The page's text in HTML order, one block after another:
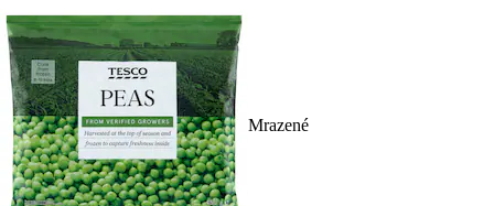
Mrazené